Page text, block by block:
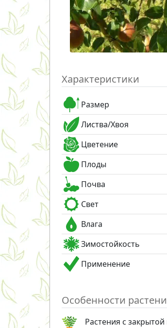
Характеристики
Размер
Листва/Хвоя
Цветение
Плоды
Почва
Свет
Влага
Зимостойкость
Применение
Особенности
Растения с